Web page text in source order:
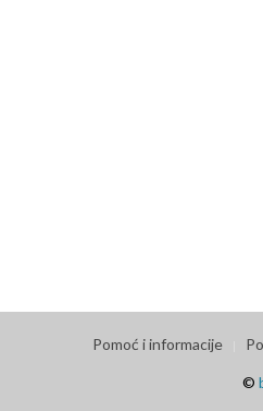
Pomoć i informacije
©